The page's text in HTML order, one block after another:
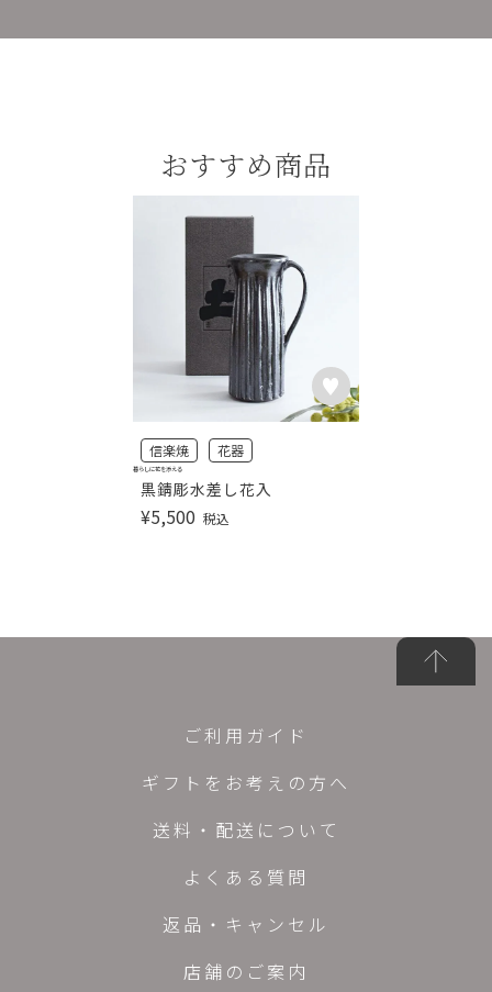
おすすめ商品
黒錆彫水差し花入
信楽焼 花器
¥5,500 税込
暮らしに花を添える
ご利用ガイド
ギフトをお考えの方へ
送料・配送について
よくある質問
返品・キャンセル
店舗のご案内